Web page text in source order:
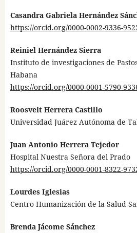
Casandra Gabriela Hernández
https://orcid.org/0000-0002-9336-
Reiniel Hernández Sierra
Instituto de investigaciones de
Habana
https://orcid.org/0000-0001-5790-
Roosvelt Herrera Castillo
Universidad Juárez Autónoma de
Juan Antonio Herrera Tejedor
Hospital Nuestra Señora del Prado
https://orcid.org/0000-0001-8322-
Lourdes Iglesias
Centro Humanización de la Salud
Brenda Jácome Sánchez